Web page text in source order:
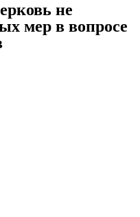
не
мер в вопросе